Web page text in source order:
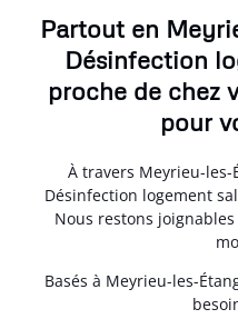
Partout en
Désinfection
proche de chez
pour
À travers Meyrieu-
Désinfection logement
Nous restons
Basés à Meyrieu-les-